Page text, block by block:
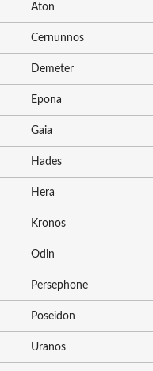
Aton
Cernunnos
Demeter
Epona
Gaia
Hades
Hera
Kronos
Odin
Persephone
Poseidon
Uranos